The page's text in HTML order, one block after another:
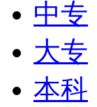
中专
大专
本科